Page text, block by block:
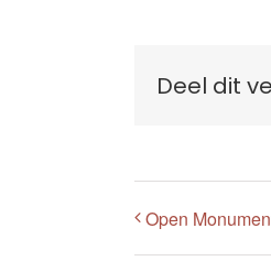
Deel dit
Open